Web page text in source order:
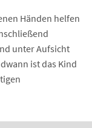
Händen helfen
unter Aufsicht
ist das Kind